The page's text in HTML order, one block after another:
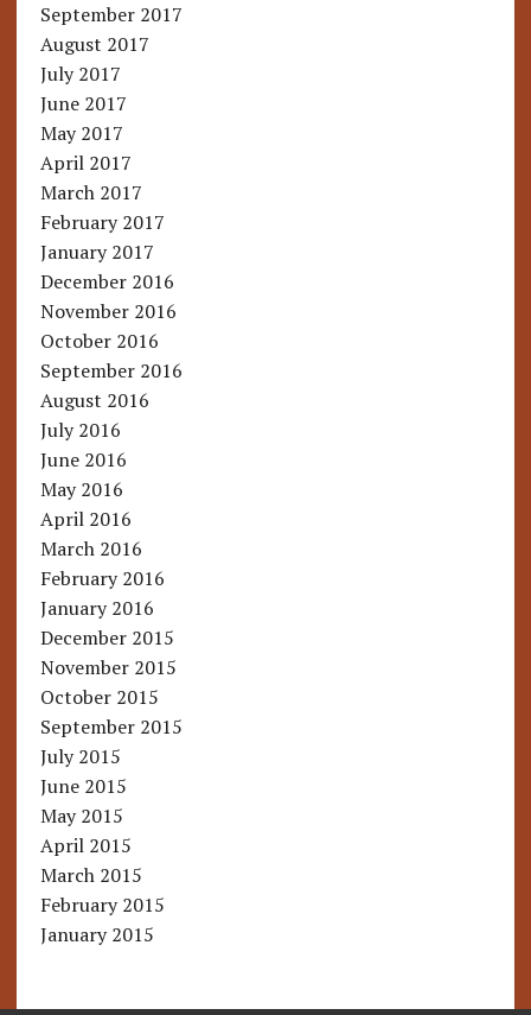
September 2017
August 2017
July 2017
June 2017
May 2017
April 2017
March 2017
February 2017
January 2017
December 2016
November 2016
October 2016
September 2016
August 2016
July 2016
June 2016
May 2016
April 2016
March 2016
February 2016
January 2016
December 2015
November 2015
October 2015
September 2015
July 2015
June 2015
May 2015
April 2015
March 2015
February 2015
January 2015